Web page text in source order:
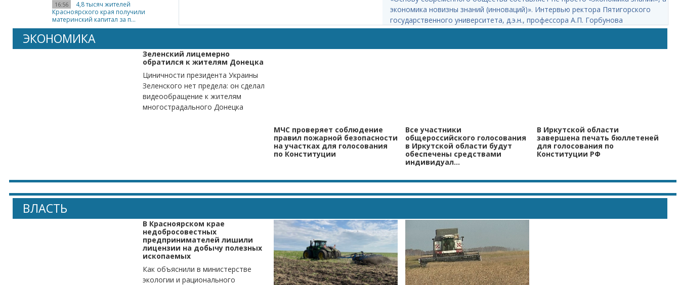
16:56
4,8 тысяч жителей
Красноярского края получили
материнский капитал за п...
экономика новизны знаний (инноваций)». Интервью ректора Пятигорского
государственного университета, д.э.н., профессора А.П. Горбунова
ЭКОНОМИКА
Зеленский лицемерно
обратился к жителям Донецка
Циничности президента Украины
Зеленского нет предела: он сделал
видеообращение к жителям
многострадального Донецка
МЧС проверяет соблюдение
правил пожарной безопасности
на участках для голосования
по Конституции
Все участники
общероссийского голосования
в Иркутской области будут
обеспечены средствами
индивидуал...
В Иркутской области
завершена печать бюллетеней
для голосования по
Конституции РФ
ВЛАСТЬ
В Красноярском крае
недобросовестных
предпринимателей лишили
лицензии на добычу полезных
ископаемых
Как объяснили в министерстве
экологии и рационального